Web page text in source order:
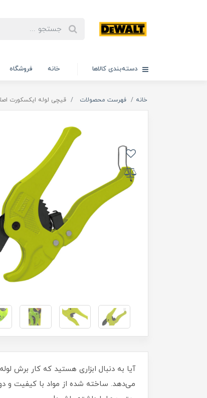
دسته‌بندی کالاها خانه فروشگاه
خانه فهرست محصولات قیچی لوله ایکسکورت
آیا به دنبال ابزاری هستید که کار برش
می‌دهد. ساخته شده از مواد با کیفیت و